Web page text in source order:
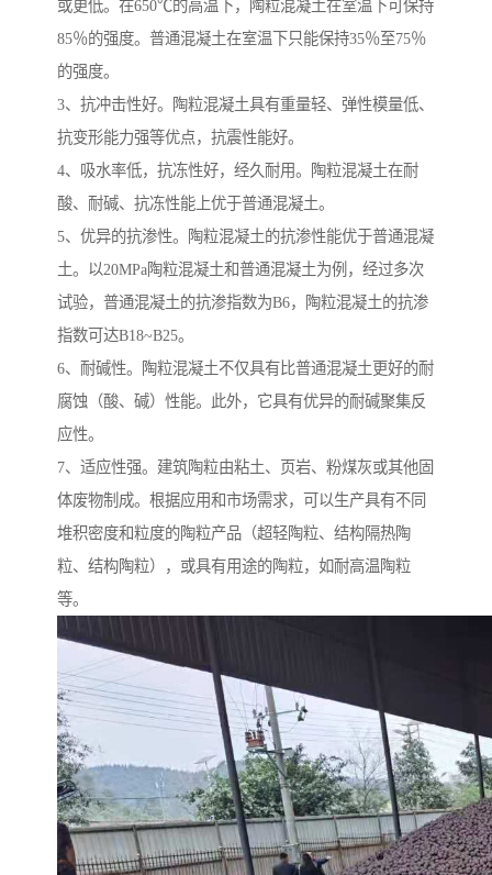
或更低。在650℃的高温下，陶粒混凝土在室温下可保持
85％的强度。普通混凝土在室温下只能保持35％至75％
的强度。
3、抗冲击性好。陶粒混凝土具有重量轻、弹性模量低、
抗变形能力强等优点，抗震性能好。
4、吸水率低，抗冻性好，经久耐用。陶粒混凝土在耐
酸、耐碱、抗冻性能上优于普通混凝土。
5、优异的抗渗性。陶粒混凝土的抗渗性能优于普通混凝
土。以20MPa陶粒混凝土和普通混凝土为例，经过多次
试验，普通混凝土的抗渗指数为B6，陶粒混凝土的抗渗
指数可达B18~B25。
6、耐碱性。陶粒混凝土不仅具有比普通混凝土更好的耐
腐蚀（酸、碱）性能。此外，它具有优异的耐碱聚集反
应性。
7、适应性强。建筑陶粒由粘土、页岩、粉煤灰或其他固
体废物制成。根据应用和市场需求，可以生产具有不同
堆积密度和粒度的陶粒产品（超轻陶粒、结构隔热陶
粒、结构陶粒），或具有用途的陶粒，如耐高温陶粒
等。